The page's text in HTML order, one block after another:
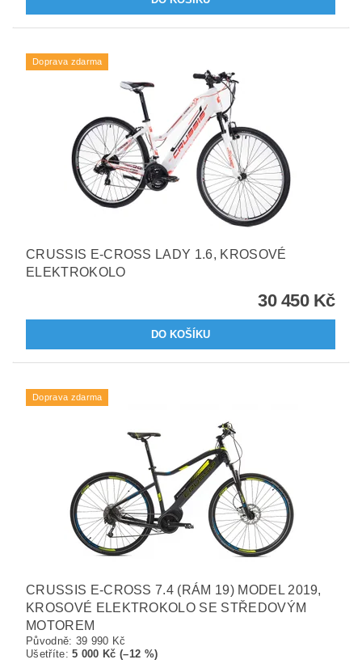
Doprava zdarma
CRUSSIS E-CROSS LADY 1.6, KROSOVÉ
ELEKTROKOLO
30 450 Kč
Doprava zdarma
CRUSSIS E-CROSS 7.4 (RÁM 19) MODEL 2019,
KROSOVÉ ELEKTROKOLO SE STŘEDOVÝM
MOTOREM
Původně: 39 990 Kč
Ušetříte:5 000 Kč (–12 %)